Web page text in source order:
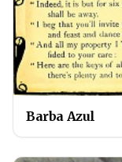
Barba Azul